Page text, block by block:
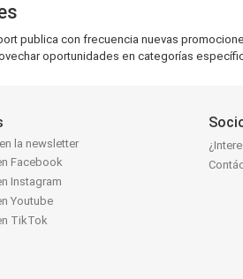
publica con frecuencia nuevas
oportunidades en categorías
la newsletter
Facebook
Instagram
Youtube
TikTok